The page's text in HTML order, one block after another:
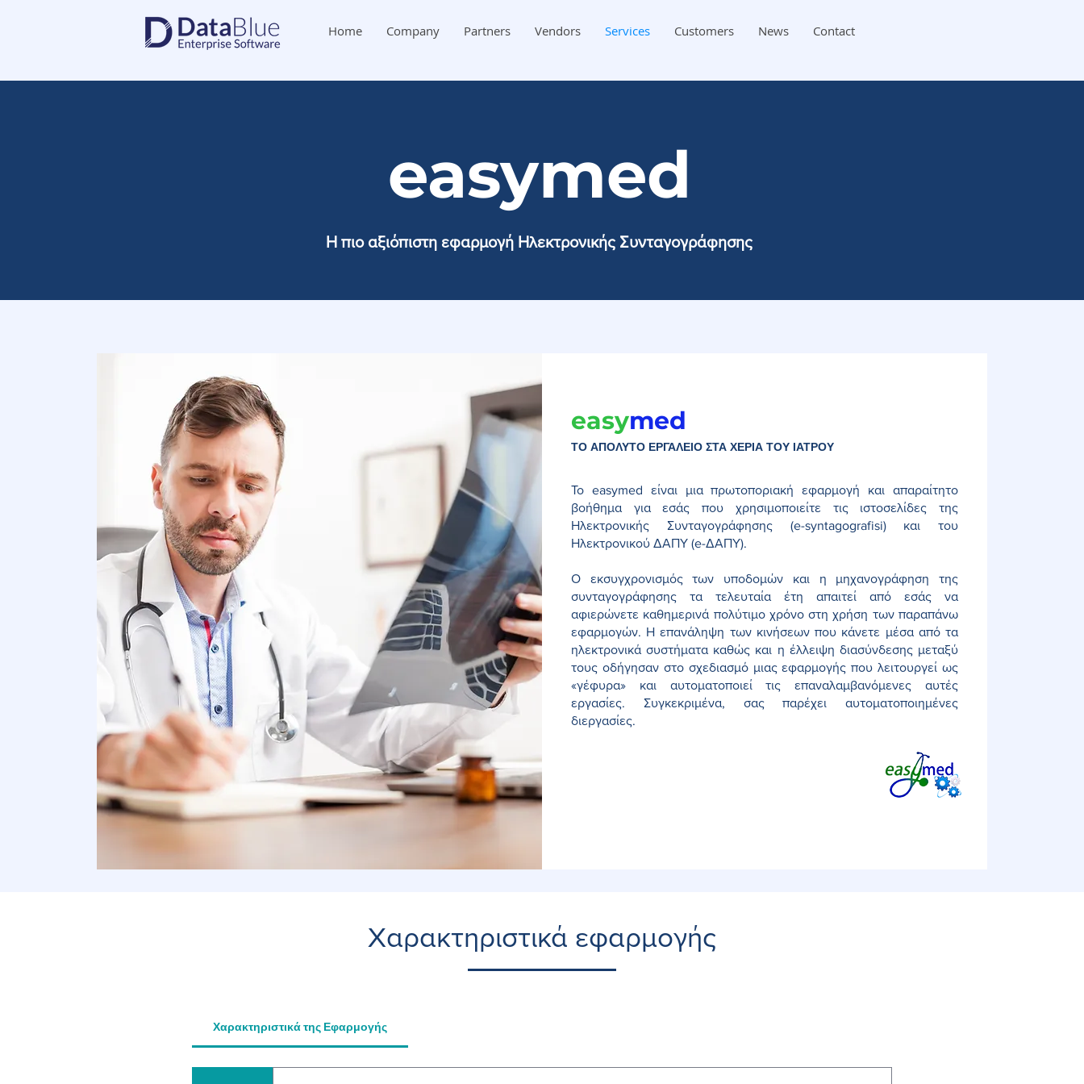
Home Company Partners Vendors Services Customers News Contact
easymed
Η πιο αξιόπιστη εφαρμογή Ηλεκτρονικής Συνταγογράφησης
easymed
ΤΟ ΑΠΟΛΥΤΟ ΕΡΓΑΛΕΙΟ ΣΤΑ ΧΕΡΙΑ ΤΟΥ ΙΑΤΡΟΥ
Το easymed είναι μια πρωτοποριακή εφαρμογή και απαραίτητο
βοήθημα για εσάς που χρησιμοποιείτε τις ιστοσελίδες της
Ηλεκτρονικής Συνταγογράφησης (e-syntagografisi) και του
Ηλεκτρονικού ΔΑΠΥ (e-ΔΑΠΥ).
Ο εκσυγχρονισμός των υποδομών και η μηχανογράφηση της
συνταγογράφησης τα τελευταία έτη απαιτεί από εσάς να
αφιερώνετε καθημερινά πολύτιμο χρόνο στη χρήση των παραπάνω
εφαρμογών. Η επανάληψη των κινήσεων που κάνετε μέσα από τα
ηλεκτρονικά συστήματα καθώς και η έλλειψη διασύνδεσης μεταξύ
τους οδήγησαν στο σχεδιασμό μιας εφαρμογής που λειτουργεί ως
«γέφυρα» και αυτοματοποιεί τις επαναλαμβανόμενες αυτές
εργασίες. Συγκεκριμένα, σας παρέχει αυτοματοποιημένες
διεργασίες.
Χαρακτηριστικά εφαρμογής
Χαρακτηριστικά της Εφαρμογής